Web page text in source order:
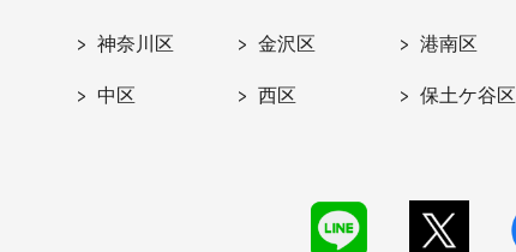
神奈川区 金沢区 港南区
中区 西区 保土ケ谷区